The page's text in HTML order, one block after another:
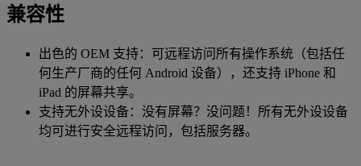
兼容性
出色的 OEM 支持：可远程访问所有操作系统（包括任
何生产厂商的任何 Android 设备），还支持 iPhone 和
iPad 的屏幕共享。
支持无外设设备：没有屏幕？没问题！所有无外设设备
均可进行安全远程访问，包括服务器。